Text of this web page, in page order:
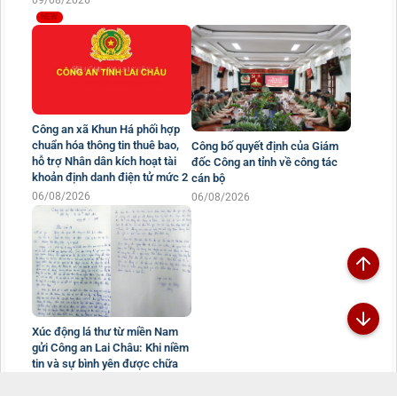
Công an xã Khun Há phối hợp
chuẩn hóa thông tin thuê bao,
hỗ trợ Nhân dân kích hoạt tài
khoản định danh điện tử mức 2
06/08/2026
Công bố quyết định của Giám
đốc Công an tỉnh về công tác
cán bộ
06/08/2026
Xúc động lá thư từ miền Nam
gửi Công an Lai Châu: Khi niềm
tin và sự bình yên được chữa